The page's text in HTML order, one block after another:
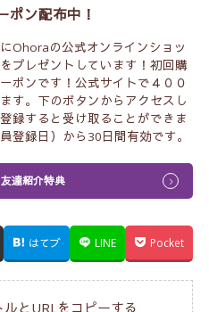
ン配布中！
Ohoraの公式オンラインショッ
プレゼントしています！初回購
ポンです！公式サイトで４００
す。下のボタンからアクセスし
録すると受け取ることができま
登録日）から30日間有効です。
達紹介特典
はてブ LINE Pocket
とURLをコピーする